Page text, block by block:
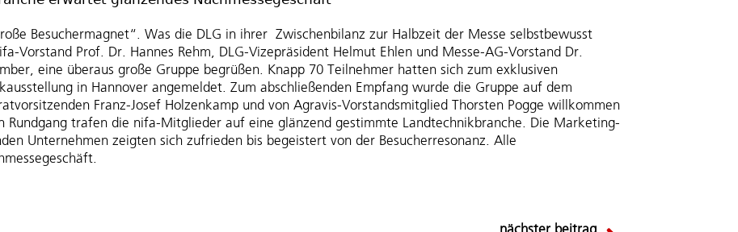
Besuchermagnet“. Was die DLG in ihrer Zwischenbilanz zur Halbzeit der Messe selbstbewusst
Prof. Dr. Hannes Rehm, DLG-Vizepräsident Helmut Ehlen und Messe-AG-Vorstand Dr.
eine überaus große Gruppe begrüßen. Knapp 70 Teilnehmer hatten sich zum exklusiven
in Hannover angemeldet. Zum abschließenden Empfang wurde die Gruppe auf dem
Franz-Josef Holzenkamp und von Agravis-Vorstandsmitglied Thorsten Pogge willkommen
Rundgang trafen die nifa-Mitglieder auf eine glänzend gestimmte Landtechnikbranche. Die Marketing-
Unternehmen zeigten sich zufrieden bis begeistert von der Besucherresonanz. Alle
nächster beitrag